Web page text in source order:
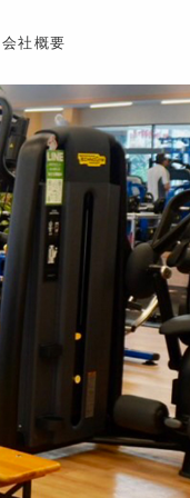
会社概要